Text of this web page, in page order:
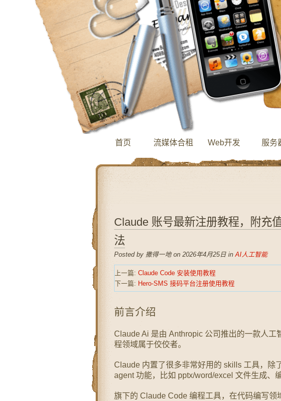
首页 流媒体合租 Web开发 服务
Claude 账号最新注册教程，附充
法
Posted by 撒得一地 on 2026年4月25日 inAI人工智能
上一篇: Claude Code 安装使用教程
下一篇: Hero-SMS 接码平台注册使用教程
前言介绍
Claude Ai 是由 Anthropic 公司推出的一款人工
程领域属于佼佼者。
Claude 内置了很多非常好用的 skills 工具，除
agent 功能，比如 pptx/word/excel 文件生成、
旗下的 Claude Code 编程工具，在代码编写